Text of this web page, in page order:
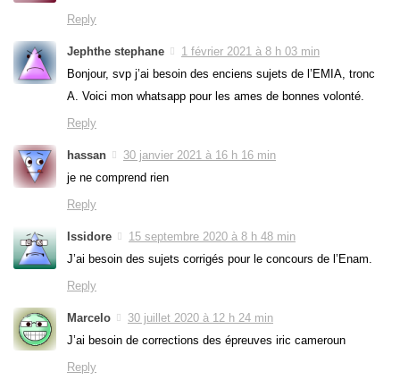
Reply
Jephthe stephane
1 février 2021 à 8 h 03 min
Bonjour, svp j’ai besoin des enciens sujets de l’EMIA, tronc
A. Voici mon whatsapp pour les ames de bonnes volonté.
Reply
hassan
30 janvier 2021 à 16 h 16 min
je ne comprend rien
Reply
Issidore
15 septembre 2020 à 8 h 48 min
J’ai besoin des sujets corrigés pour le concours de l’Enam.
Reply
Marcelo
30 juillet 2020 à 12 h 24 min
J’ai besoin de corrections des épreuves iric cameroun
Reply